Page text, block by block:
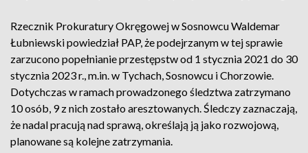
Rzecznik Prokuratury Okręgowej w Sosnowcu Waldemar
Łubniewski powiedział PAP, że podejrzanym w tej sprawie
zarzucono popełnianie przestępstw od 1 stycznia 2021 do 30
stycznia 2023 r., m.in. w Tychach, Sosnowcu i Chorzowie.
Dotychczas w ramach prowadzonego śledztwa zatrzymano
10 osób, 9 z nich zostało aresztowanych. Śledczy zaznaczają,
że nadal pracują nad sprawą, określają ją jako rozwojową,
planowane są kolejne zatrzymania.